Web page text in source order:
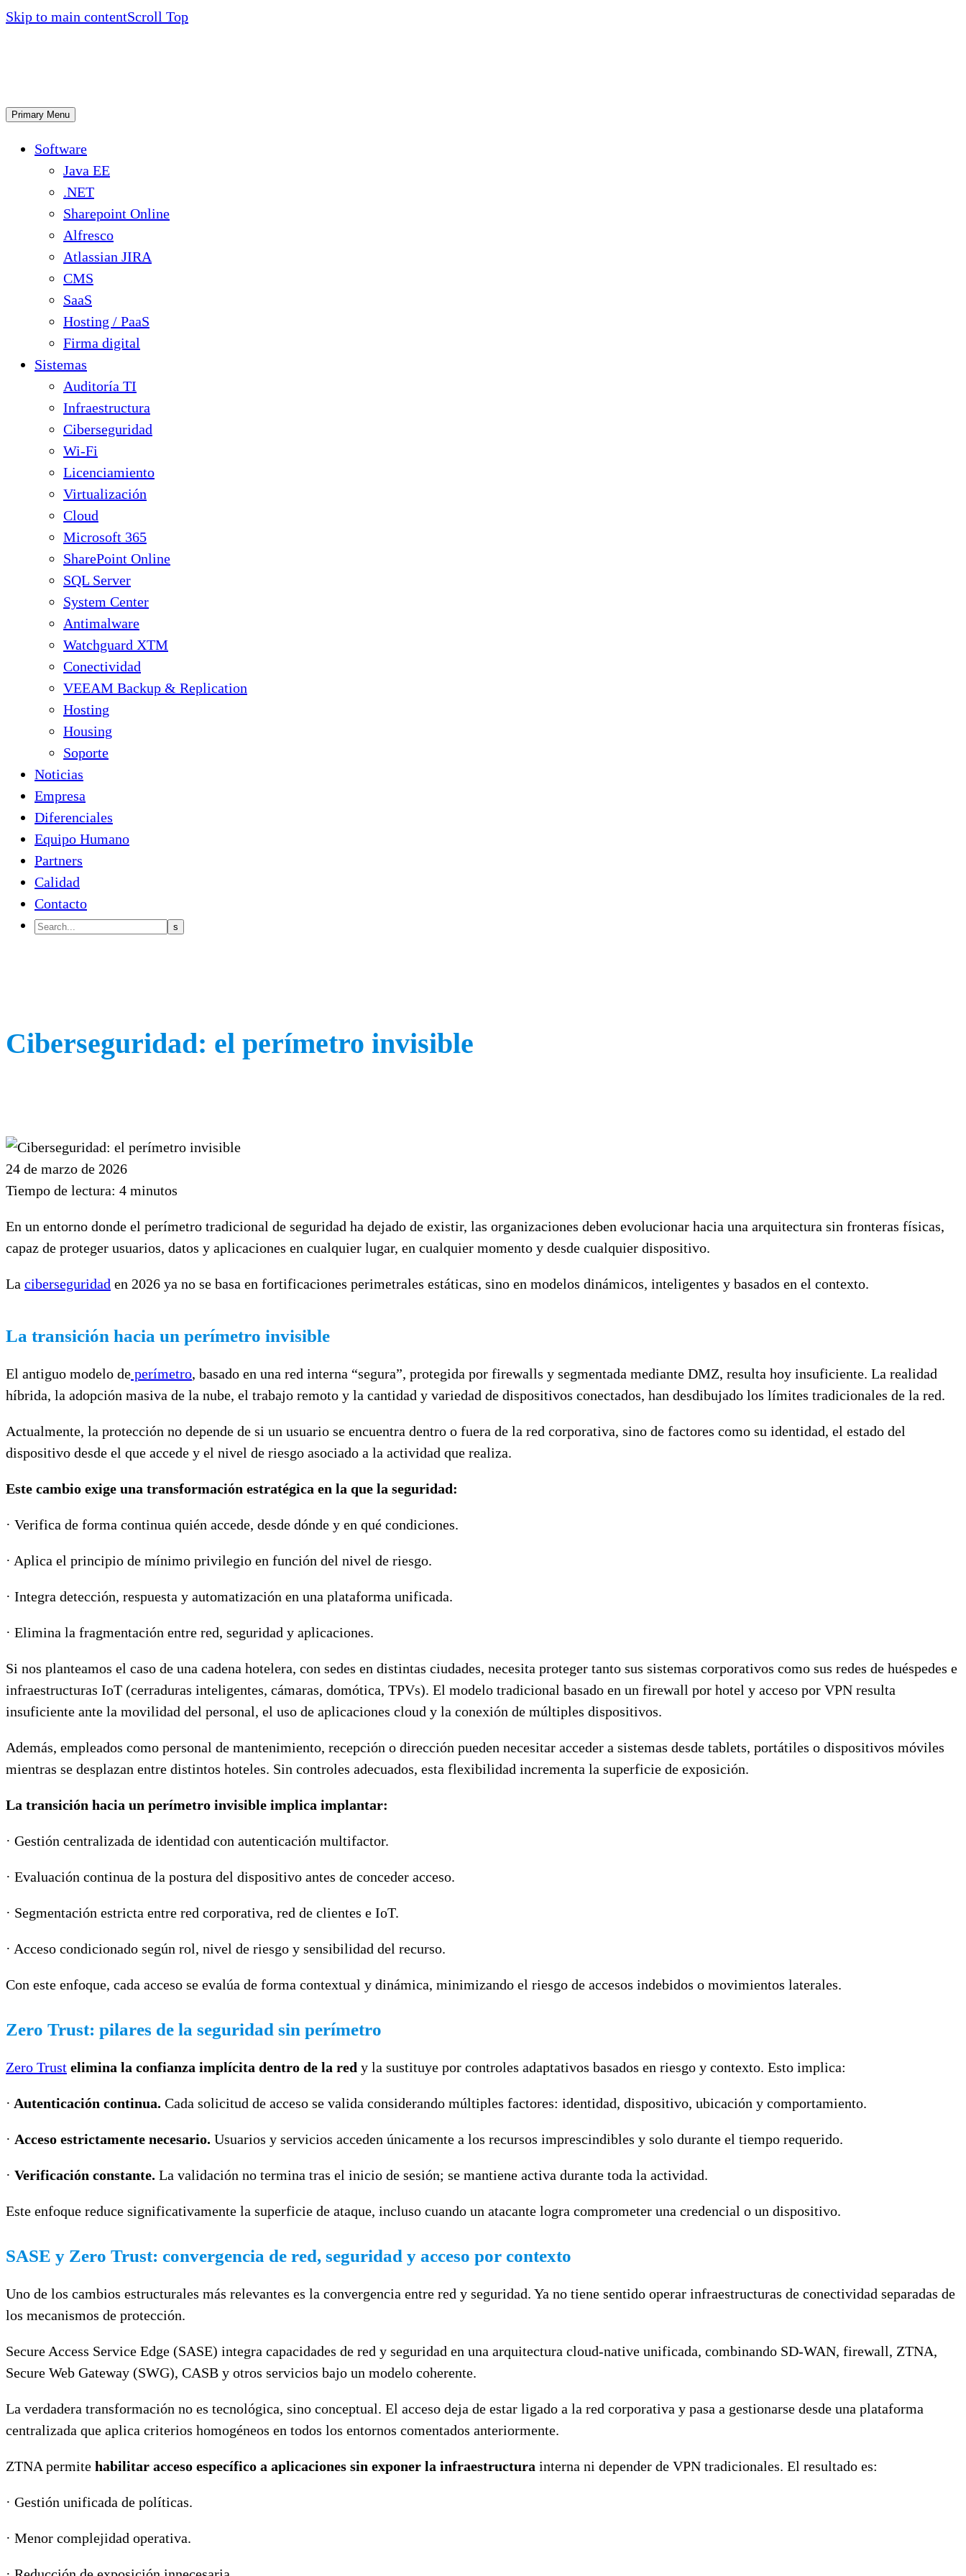
Skip to main contentScroll Top
Primary Menu
Software
Java EE
.NET
Sharepoint Online
Alfresco
Atlassian JIRA
CMS
SaaS
Hosting / PaaS
Firma digital
Sistemas
Auditoría TI
Infraestructura
Ciberseguridad
Wi-Fi
Licenciamiento
Virtualización
Cloud
Microsoft 365
SharePoint Online
SQL Server
System Center
Antimalware
Watchguard XTM
Conectividad
VEEAM Backup & Replication
Hosting
Housing
Soporte
Noticias
Empresa
Diferenciales
Equipo Humano
Partners
Calidad
Contacto
Ciberseguridad: el perímetro invisible
24 de marzo de 2026
Tiempo de lectura: 4 minutos
En un entorno donde el perímetro tradicional de seguridad ha dejado de existir, las organizaciones deben evolucionar hacia una arquitectura sin fronteras físicas,
capaz de proteger usuarios, datos y aplicaciones en cualquier lugar, en cualquier momento y desde cualquier dispositivo.
La ciberseguridad en 2026 ya no se basa en fortificaciones perimetrales estáticas, sino en modelos dinámicos, inteligentes y basados en el contexto.
La transición hacia un perímetro invisible
El antiguo modelo de perímetro, basado en una red interna “segura”, protegida por firewalls y segmentada mediante DMZ, resulta hoy insuficiente. La realidad
híbrida, la adopción masiva de la nube, el trabajo remoto y la cantidad y variedad de dispositivos conectados, han desdibujado los límites tradicionales de la red.
Actualmente, la protección no depende de si un usuario se encuentra dentro o fuera de la red corporativa, sino de factores como su identidad, el estado del
dispositivo desde el que accede y el nivel de riesgo asociado a la actividad que realiza.
Este cambio exige una transformación estratégica en la que la seguridad:
· Verifica de forma continua quién accede, desde dónde y en qué condiciones.
· Aplica el principio de mínimo privilegio en función del nivel de riesgo.
· Integra detección, respuesta y automatización en una plataforma unificada.
· Elimina la fragmentación entre red, seguridad y aplicaciones.
Si nos planteamos el caso de una cadena hotelera, con sedes en distintas ciudades, necesita proteger tanto sus sistemas corporativos como sus redes de huéspedes e
infraestructuras IoT (cerraduras inteligentes, cámaras, domótica, TPVs). El modelo tradicional basado en un firewall por hotel y acceso por VPN resulta
insuficiente ante la movilidad del personal, el uso de aplicaciones cloud y la conexión de múltiples dispositivos.
Además, empleados como personal de mantenimiento, recepción o dirección pueden necesitar acceder a sistemas desde tablets, portátiles o dispositivos móviles
mientras se desplazan entre distintos hoteles. Sin controles adecuados, esta flexibilidad incrementa la superficie de exposición.
La transición hacia un perímetro invisible implica implantar:
· Gestión centralizada de identidad con autenticación multifactor.
· Evaluación continua de la postura del dispositivo antes de conceder acceso.
· Segmentación estricta entre red corporativa, red de clientes e IoT.
· Acceso condicionado según rol, nivel de riesgo y sensibilidad del recurso.
Con este enfoque, cada acceso se evalúa de forma contextual y dinámica, minimizando el riesgo de accesos indebidos o movimientos laterales.
Zero Trust: pilares de la seguridad sin perímetro
Zero Trust elimina la confianza implícita dentro de la red y la sustituye por controles adaptativos basados en riesgo y contexto. Esto implica:
· Autenticación continua. Cada solicitud de acceso se valida considerando múltiples factores: identidad, dispositivo, ubicación y comportamiento.
· Acceso estrictamente necesario. Usuarios y servicios acceden únicamente a los recursos imprescindibles y solo durante el tiempo requerido.
· Verificación constante. La validación no termina tras el inicio de sesión; se mantiene activa durante toda la actividad.
Este enfoque reduce significativamente la superficie de ataque, incluso cuando un atacante logra comprometer una credencial o un dispositivo.
SASE y Zero Trust: convergencia de red, seguridad y acceso por contexto
Uno de los cambios estructurales más relevantes es la convergencia entre red y seguridad. Ya no tiene sentido operar infraestructuras de conectividad separadas de
los mecanismos de protección.
Secure Access Service Edge (SASE) integra capacidades de red y seguridad en una arquitectura cloud-native unificada, combinando SD-WAN, firewall, ZTNA,
Secure Web Gateway (SWG), CASB y otros servicios bajo un modelo coherente.
La verdadera transformación no es tecnológica, sino conceptual. El acceso deja de estar ligado a la red corporativa y pasa a gestionarse desde una plataforma
centralizada que aplica criterios homogéneos en todos los entornos comentados anteriormente.
ZTNA permite habilitar acceso específico a aplicaciones sin exponer la infraestructura interna ni depender de VPN tradicionales. El resultado es:
· Gestión unificada de políticas.
· Menor complejidad operativa.